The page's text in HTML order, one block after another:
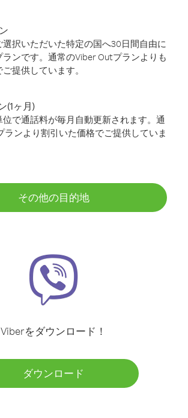
択いただいた特定の国へ30日間自由に
ンです。通常のViber Outプランよりも
提供しています。
(1ヶ月)
で通話料が毎月自動更新されます。通
ランより割引いた価格でご提供していま
その他の目的地
Viberをダウンロード！
ダウンロード